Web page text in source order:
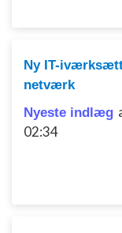
Ny IT-
netværk
Nyeste indlæg
02:34
Oprette profiler
Bruge profiler til
annoncering